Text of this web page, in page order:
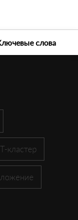
слова
кластер